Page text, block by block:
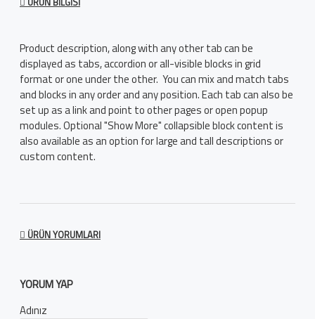
Product description, along with any other tab can be
displayed as tabs, accordion or all-visible blocks in grid
format or one under the other. You can mix and match tabs
and blocks in any order and any position. Each tab can also be
set up as a link and point to other pages or open popup
modules. Optional "Show More" collapsible block content is
also available as an option for large and tall descriptions or
custom content.
ÜRÜN YORUMLARI
YORUM YAP
Adınız